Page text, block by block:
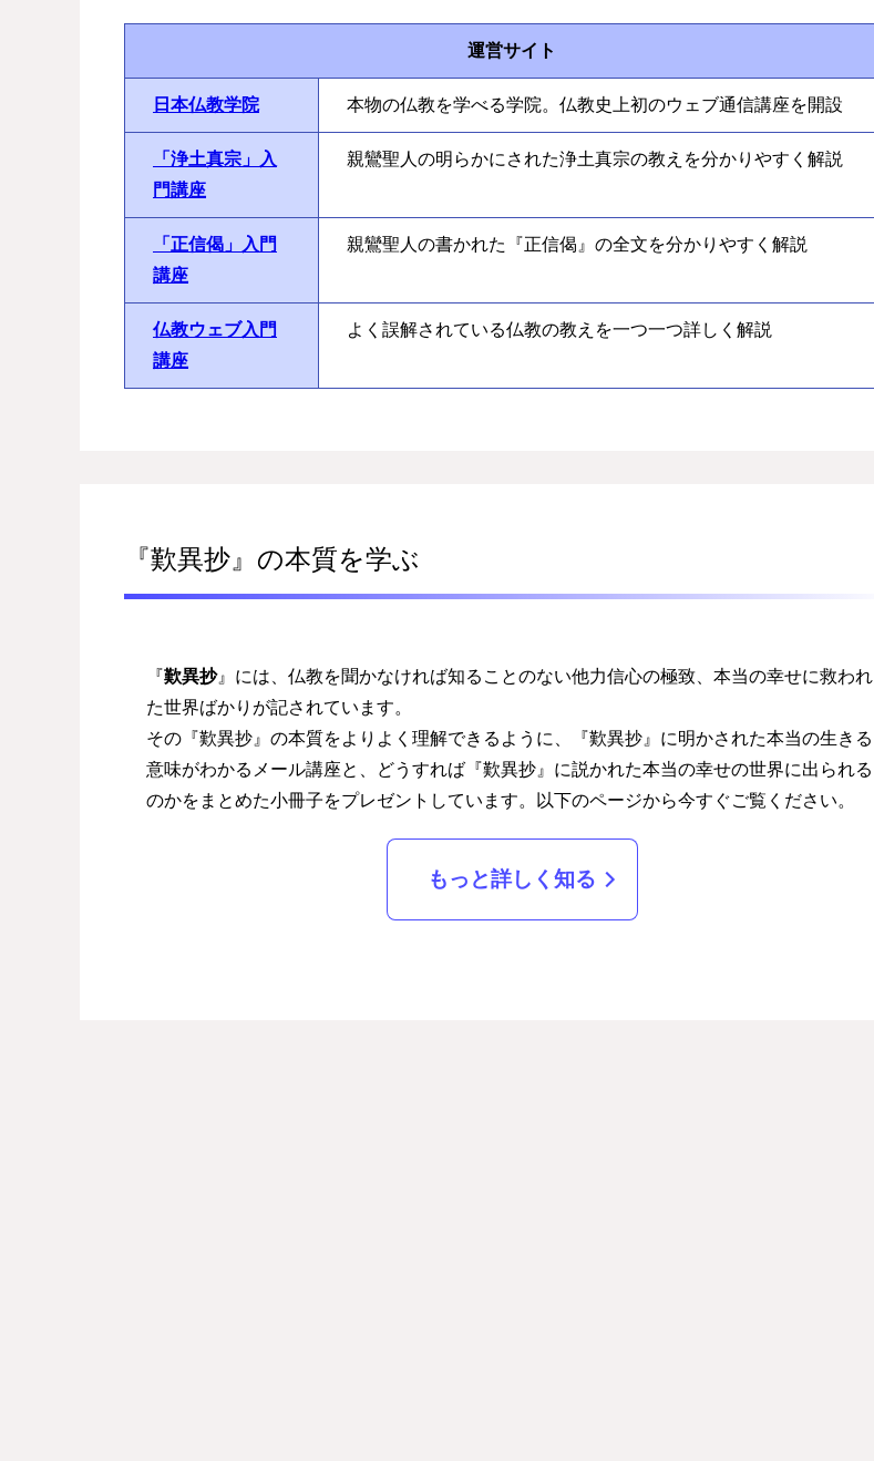
運営サイト
日本仏教学院 本物の仏教を学べる学院。仏教史上初のウェブ通信講座を開設
「浄土真宗」入
門講座
親鸞聖人の明らかにされた浄土真宗の教えを分かりやすく解説
「正信偈」入門
講座
親鸞聖人の書かれた『正信偈』の全文を分かりやすく解説
仏教ウェブ入門
講座
よく誤解されている仏教の教えを一つ一つ詳しく解説
『歎異抄』の本質を学ぶ
『歎異抄』には、仏教を聞かなければ知ることのない他力信心の極致、本当の幸せに救われ
た世界ばかりが記されています。
その『歎異抄』の本質をよりよく理解できるように、『歎異抄』に明かされた本当の生きる
意味がわかるメール講座と、どうすれば『歎異抄』に説かれた本当の幸せの世界に出られる
のかをまとめた小冊子をプレゼントしています。以下のページから今すぐご覧ください。
もっと詳しく知る